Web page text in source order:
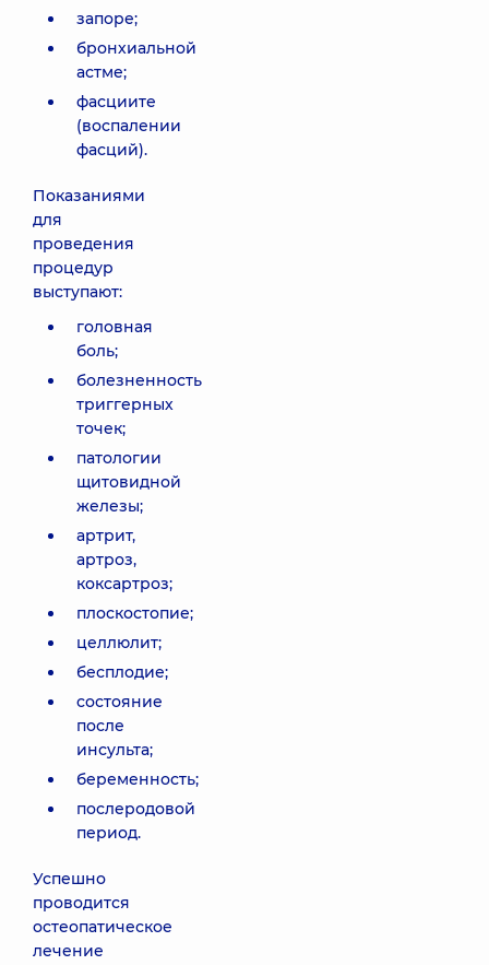
запоре;
бронхиальной
астме;
фасциите
(воспалении
фасций).
Показаниями
для
проведения
процедур
выступают:
головная
боль;
болезненность
триггерных
точек;
патологии
щитовидной
железы;
артрит,
артроз,
коксартроз;
плоскостопие;
целлюлит;
бесплодие;
состояние
после
инсульта;
беременность;
послеродовой
период.
Успешно
проводится
остеопатическое
лечение